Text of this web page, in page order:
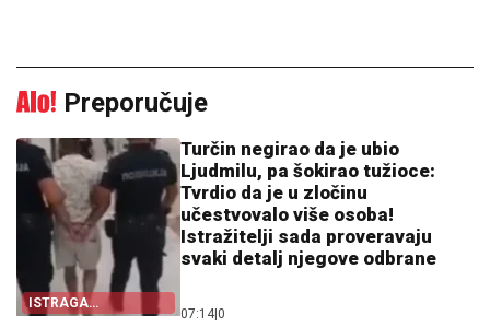
Preporučuje
ISTRAGA
BRUTALNOG
Turčin negirao da je ubio
Ljudmilu, pa šokirao tužioce:
Tvrdio da je u zločinu
učestvovalo više osoba!
Istražitelji sada proveravaju
svaki detalj njegove odbrane
07:14|0